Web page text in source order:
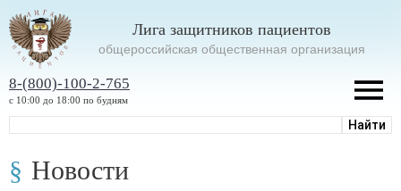
Лига защитников пациентов
oбщероссийская общественная организация
8-(800)-100-2-765
с 10:00 до 18:00 по будням
Новости